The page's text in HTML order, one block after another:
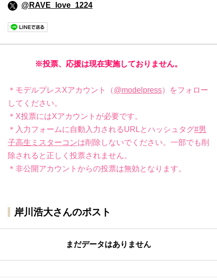
@RAVE_love_1224
※投票、応援は現在実施しておりません。
＊モデルプレスXアカウント（@modelpress）をフォロー
してください。
＊X投票にはXアカウントが必要です。
＊入力フォームに自動入力されるURLとハッシュタグ#男
子高生ミスターコンは削除しないでください。一部でも削
除されると正しく投票されません。
＊非公開アカウントからの投票は無効となります。
岸川浩大さんのポスト
まだデータはありません